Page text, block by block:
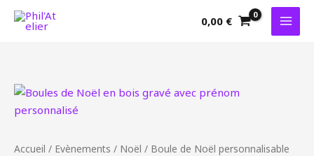
Aller
0,00 €
Accueil / Evènements / Noël / Boule de Noël personnalisable
quantité
de
de